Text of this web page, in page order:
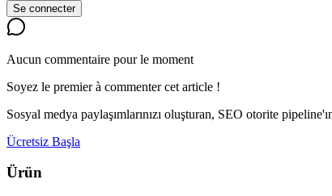
Se connecter
Aucun commentaire pour le moment
Soyez le premier à commenter cet article !
Sosyal medya paylaşımlarınızı oluşturan, SEO otorite
Ücretsiz Başla
Ürün